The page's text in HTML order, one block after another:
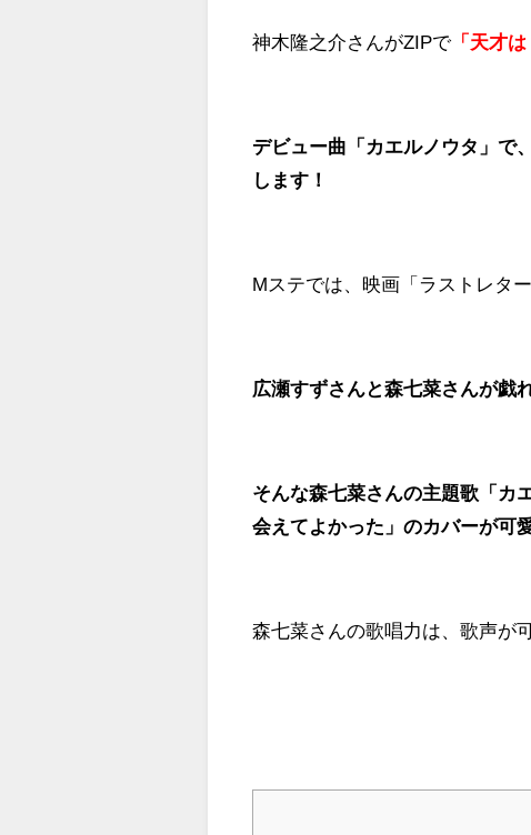
神木隆之介さんがZIPで「天才は
デビュー曲「カエルノウタ」で
します！
Mステでは、映画「ラストレタ
広瀬すずさんと森七菜さんが戯
そんな森七菜さんの主題歌「カ
会えてよかった」のカバーが可
森七菜さんの歌唱力は、歌声が